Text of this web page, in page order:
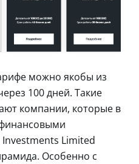
можно якобы из
100 дней. Такие
компании, которые в
Limited
Особенно с